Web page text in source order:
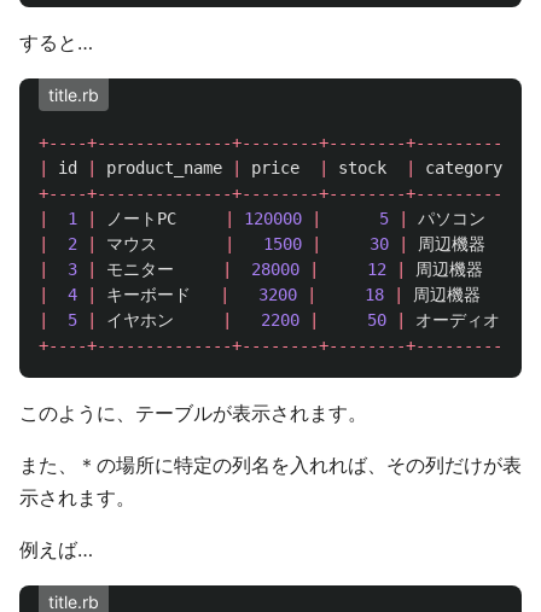
すると…
title.rb
+----+--------------+--------+--------+-----------+
id product_name price stock category
+----+--------------+--------+--------+-----------+
1 ノートPC 120000 5 パソコン
2 マウス 1500 30 周辺機器
3 モニター 28000 12 周辺機器
4 キーボード 3200 18 周辺機器
5 イヤホン 2200 50 オーディオ
+----+--------------+--------+--------+-----------+
このように、テーブルが表示されます。
また、＊の場所に特定の列名を入れれば、その列だけが表
示されます。
例えば…
title.rb